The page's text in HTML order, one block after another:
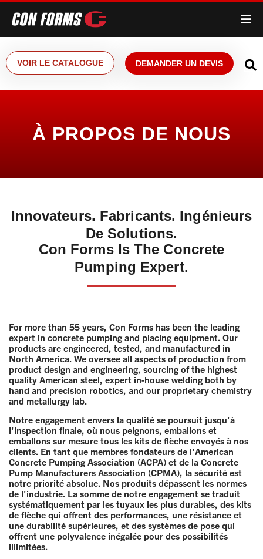
VOIR LE CATALOGUE DEMANDER UN DEVIS
À PROPOS DE NOUS
Innovateurs. Fabricants. Ingénieurs
De Solutions.
Con Forms Is The Concrete
Pumping Expert.
For more than 55 years, Con Forms has been the leading
expert in concrete pumping and placing equipment. Our
products are engineered, tested, and manufactured in
North America. We oversee all aspects of production from
product design and engineering, sourcing of the highest
quality American steel, expert in-house welding both by
hand and precision robotics, and our proprietary chemistry
and metallurgy lab.
Notre engagement envers la qualité se poursuit jusqu'à
l'inspection finale, où nous peignons, emballons et
emballons sur mesure tous les kits de flèche envoyés à nos
clients. En tant que membres fondateurs de l'American
Concrete Pumping Association (ACPA) et de la Concrete
Pump Manufacturers Association (CPMA), la sécurité est
notre priorité absolue. Nos produits dépassent les normes
de l'industrie. La somme de notre engagement se traduit
systématiquement par les tuyaux les plus durables, des kits
de flèche qui offrent des performances, une résistance et
une durabilité supérieures, et des systèmes de pose qui
offrent une polyvalence inégalée pour des possibilités
illimitées.